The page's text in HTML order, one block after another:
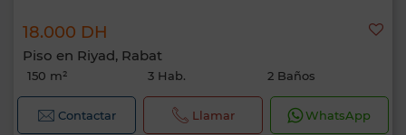
18.000 DH
Piso en Riyad, Rabat
150 m² 3 Hab. 2 Baños
Contactar Llamar WhatsApp